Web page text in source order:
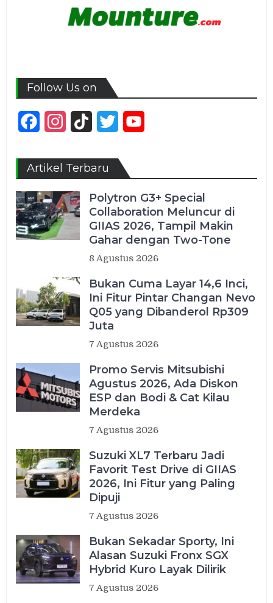
Follow Us on
FacebookInstagram
TikTok Twitter
Artikel Terbaru
Polytron G3+ Special
Collaboration Meluncur di
GIIAS 2026, Tampil Makin
Gahar dengan Two-Tone
8 Agustus 2026
Bukan Cuma Layar 14,6 Inci,
Ini Fitur Pintar Changan Nevo
Q05 yang Dibanderol Rp309
Juta
7 Agustus 2026
Promo Servis Mitsubishi
Agustus 2026, Ada Diskon
ESP dan Bodi & Cat Kilau
Merdeka
7 Agustus 2026
Suzuki XL7 Terbaru Jadi
Favorit Test Drive di GIIAS
2026, Ini Fitur yang Paling
Dipuji
7 Agustus 2026
Bukan Sekadar Sporty, Ini
Alasan Suzuki Fronx SGX
Hybrid Kuro Layak Dilirik
7 Agustus 2026